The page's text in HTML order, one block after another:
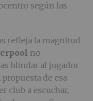
según las
refleja la magnitud
no
blindar al jugador
de esa
club a escuchar,